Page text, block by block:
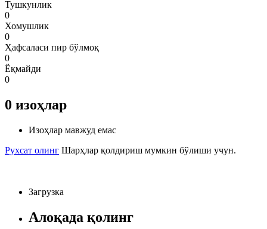
Тушкунлик
0
Хомушлик
0
Ҳафсаласи пир бўлмоқ
0
Ёқмайди
0
0 изоҳлар
Изоҳлар мавжуд емас
Рухсат олинг Шарҳлар қолдириш мумкин бўлиши учун.
Загрузка
Алоқада қолинг